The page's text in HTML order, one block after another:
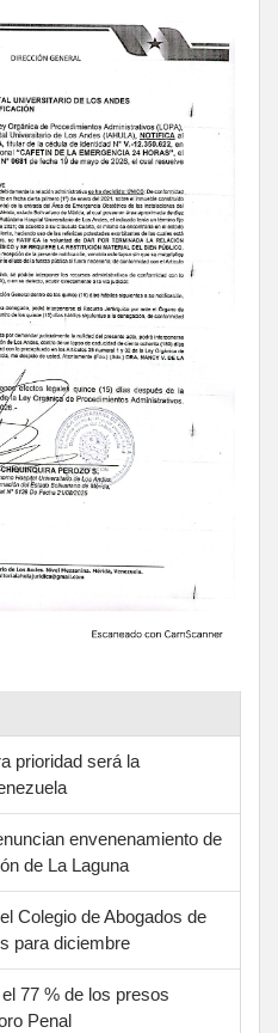
prioridad será la
envenenamiento de
de La Laguna
Colegio de Abogados de
para diciembre
77 % de los presos
Penal